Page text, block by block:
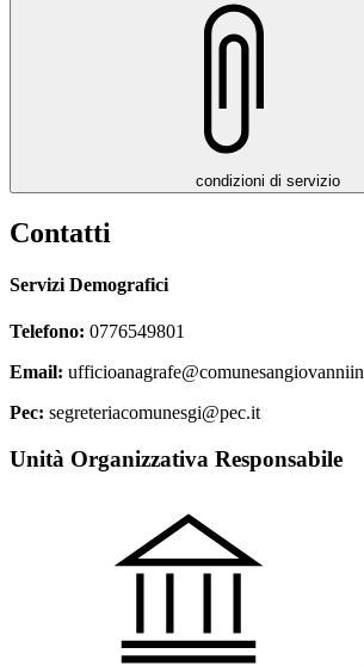
condizioni di servizio
Contatti
Servizi Demografici
Telefono: 0776549801
Email:
Pec: segreteriacomunesgi@pec.it
Unità Organizzativa Responsabile